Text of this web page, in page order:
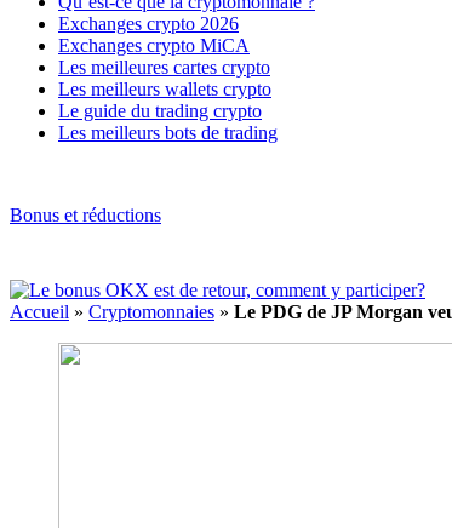
Exchanges crypto 2026
Exchanges crypto MiCA
Les meilleures cartes crypto
Les meilleurs wallets crypto
Le guide du trading crypto
Les meilleurs bots de trading
Bonus et réductions
Accueil » Cryptomonnaies » Le PDG de JP Morgan